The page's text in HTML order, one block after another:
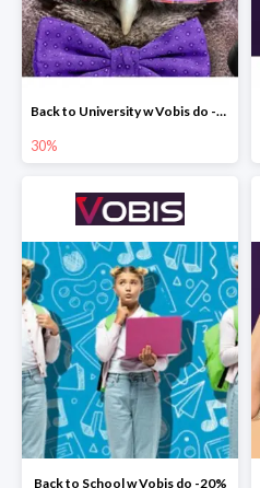
Back to University w Vobis do -30%
30%
Back to School w Vobis do -20%